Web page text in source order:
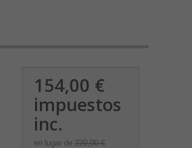
154,00 €
impuestos
inc.
en lugar de 220,00 €